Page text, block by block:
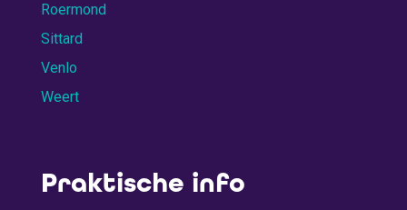
Roermond
Sittard
Venlo
Weert
Praktische info